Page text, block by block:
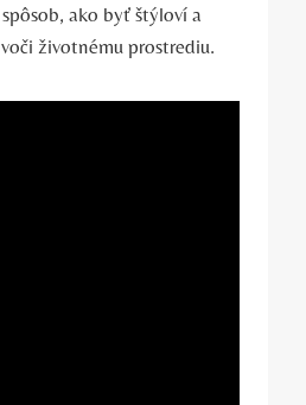
ako byť štýloví a
životnému prostrediu.